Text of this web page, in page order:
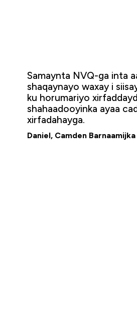
Samaynta NVQ-ga inta
shaqaynayo waxay i
ku horumariyo
shahaadooyinka ayaa
xirfadahayga.
Daniel, Camden